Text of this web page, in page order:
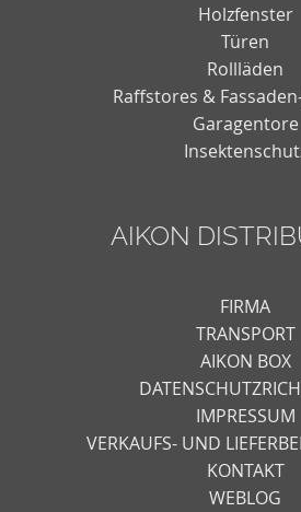
Holzfenster
Türen
Rollläden
Raffstores &
Garagentore
AIKON
FIRMA
TRANSPORT
AIKON BOX
IMPRESSUM
VERKAUFS- UND
KONTAKT
WEBLOG